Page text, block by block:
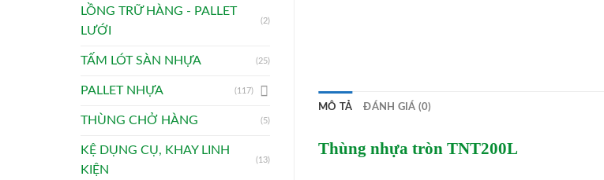
LỒNG TRỮ HÀNG - PALLET
LƯỚI
(2)
TẤM LÓT SÀN NHỰA (25)
PALLET NHỰA (117)
THÙNG CHỞ HÀNG (5)
KỆ DỤNG CỤ, KHAY LINH
KIỆN
(13)
MÔ TẢ ĐÁNH GIÁ (0)
Thùng nhựa tròn TNT200L